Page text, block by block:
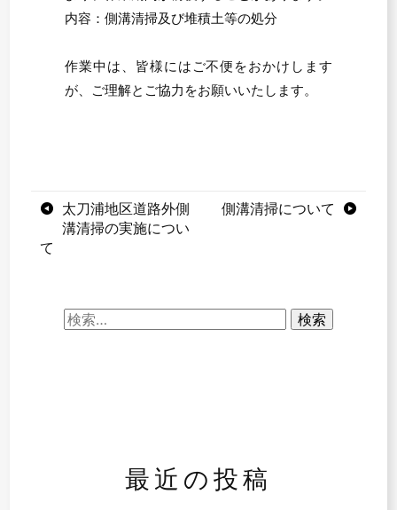
内容：側溝清掃及び堆積土等の処分
作業中は、皆様にはご不便をおかけします
が、ご理解とご協力をお願いいたします。
投
稿
太刀浦地区道路外側
溝清掃の実施につい
て
側溝清掃について
検
最近の投稿